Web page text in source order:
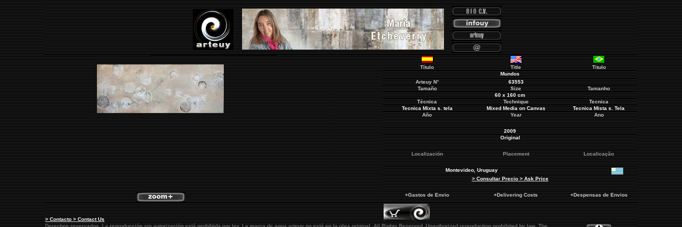
Título Title
Titulo
Mundos
ArteuyN°
63553
Tamaño
Size
Tamanho
60 x 160 cm
Técnica
Technique
Tecnica
Tecnica Mixta s. tela
Mixed Media on Canvas
Tecnica Mista s. Tela
Año
Year Ano
2009
Original
Localización Placement Localicação
Montevideo, Uruguay
> Consultar Precio > Ask Price
+Gastos de Envio +Delivering Costs +Despensas de Envios
> Contacto > Contact Us
Derechos reservados. La reproducción sin autorización está prohibida por ley. La marca de aguaarteuyno está en la obra original.All Rights Reserved. Unauthorized reproduction prohibited by law. The